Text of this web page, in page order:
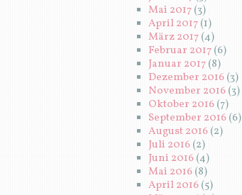
Mai 2017(3)
April 2017(1)
März 2017(4)
Februar 2017(6)
Januar 2017(8)
Dezember 2016(3)
November 2016(3)
Oktober 2016(7)
September 2016(6)
August 2016(2)
Juli 2016(2)
Juni 2016(4)
Mai 2016(8)
April 2016(5)